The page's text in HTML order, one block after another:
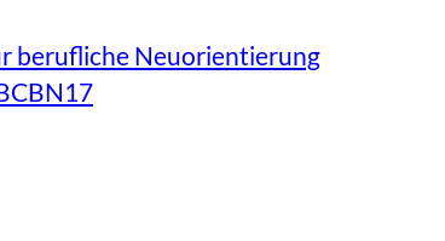
berufliche Neuorientierung